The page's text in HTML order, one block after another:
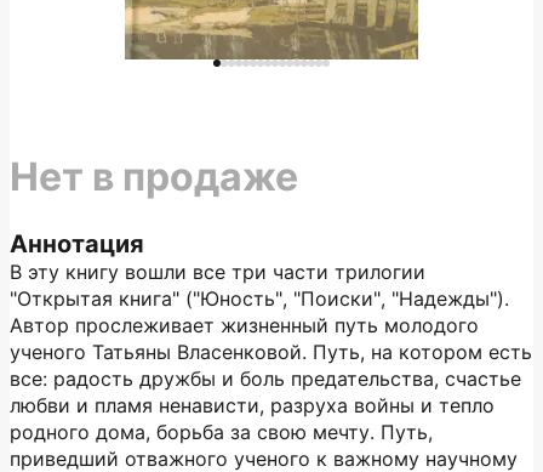
Аннотация
В эту книгу вошли все три части трилогии
"Открытая книга" ("Юность", "Поиски", "Надежды").
Автор прослеживает жизненный путь молодого
ученого Татьяны Власенковой. Путь, на котором есть
все: радость дружбы и боль предательства, счастье
любви и пламя ненависти, разруха войны и тепло
родного дома, борьба за свою мечту. Путь,
приведший отважного ученого к важному научному
Нет в продаже